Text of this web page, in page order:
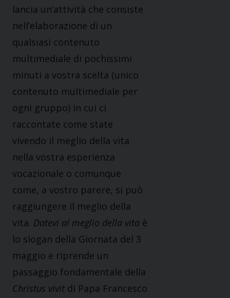
lancia un’attività che consiste
nell’elaborazione di un
qualsiasi contenuto
multimediale di pochissimi
minuti a vostra scelta (unico
contenuto multimediale per
ogni gruppo) in cui ci
raccontate come state
vivendo il meglio della vita
nella vostra esperienza
vocazionale o comunque
come, a vostro parere, si può
raggiungere il meglio della
vita. Datevi al meglio della vita è
lo slogan della Giornata del 3
maggio e riprende un
passaggio fondamentale della
Christus vivit di Papa Francesco